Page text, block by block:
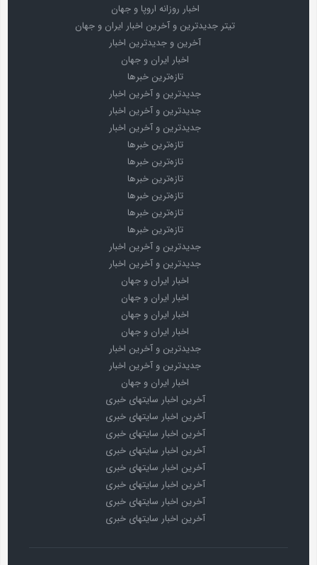
اخبار روزانه اروپا و جهان
تیتر جدیدترین و آخرین اخبار ایران و جهان
آخرین و جدیدترین اخبار
اخبار ایران و جهان
تازه‌ترین خبرها
جدیدترین و آخرین اخبار
جدیدترین و آخرین اخبار
جدیدترین و آخرین اخبار
تازه‌ترین خبرها
تازه‌ترین خبرها
تازه‌ترین خبرها
تازه‌ترین خبرها
تازه‌ترین خبرها
تازه‌ترین خبرها
جدیدترین و آخرین اخبار
جدیدترین و آخرین اخبار
اخبار ایران و جهان
اخبار ایران و جهان
اخبار ایران و جهان
اخبار ایران و جهان
جدیدترین و آخرین اخبار
جدیدترین و آخرین اخبار
اخبار ایران و جهان
آخرین اخبار سایتهای خبری
آخرین اخبار سایتهای خبری
آخرین اخبار سایتهای خبری
آخرین اخبار سایتهای خبری
آخرین اخبار سایتهای خبری
آخرین اخبار سایتهای خبری
آخرین اخبار سایتهای خبری
آخرین اخبار سایتهای خبری